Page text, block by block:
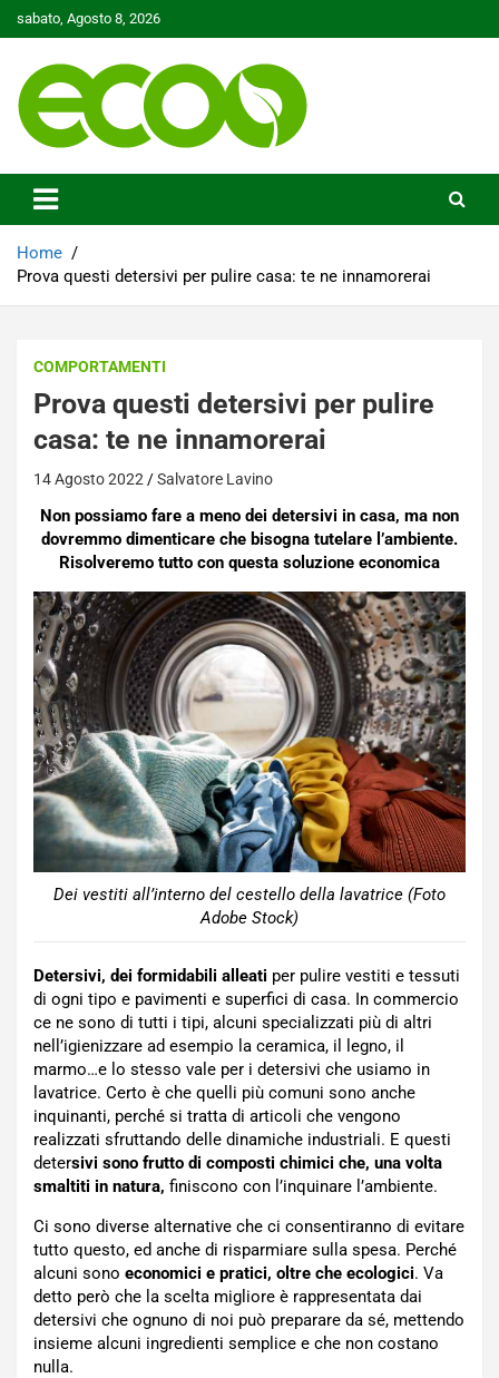
to
sabato, Agosto 8, 2026
Ecoo.it
Home
Prova questi detersivi per pulire casa: te ne innamorerai
COMPORTAMENTI
Prova questi detersivi per pulire
casa: te ne innamorerai
14 Agosto 2022 Salvatore Lavino
Non possiamo fare a meno dei detersivi in casa, ma non
dovremmo dimenticare che bisogna tutelare l’ambiente.
Risolveremo tutto con questa soluzione economica
Dei vestiti all’interno del cestello della lavatrice (Foto
Adobe Stock)
Detersivi, dei formidabili alleati per pulire vestiti e tessuti
di ogni tipo e pavimenti e superfici di casa. In commercio
ce ne sono di tutti i tipi, alcuni specializzati più di altri
nell’igienizzare ad esempio la ceramica, il legno, il
marmo…e lo stesso vale per i detersivi che usiamo in
lavatrice. Certo è che quelli più comuni sono anche
inquinanti, perché si tratta di articoli che vengono
realizzati sfruttando delle dinamiche industriali. E questi
detersivi sono frutto di composti chimici che, una volta
smaltiti in natura, finiscono con l’inquinare l’ambiente.
Ci sono diverse alternative che ci consentiranno di evitare
tutto questo, ed anche di risparmiare sulla spesa. Perché
alcuni sono economici e pratici, oltre che ecologici. Va
detto però che la scelta migliore è rappresentata dai
detersivi che ognuno di noi può preparare da sé, mettendo
insieme alcuni ingredienti semplice e che non costano
nulla.